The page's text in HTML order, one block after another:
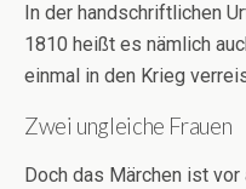
In der handschriftlichen
1810 heißt es nämlich
einmal in den Krieg
Zwei ungleiche Frauen
Doch das Märchen ist